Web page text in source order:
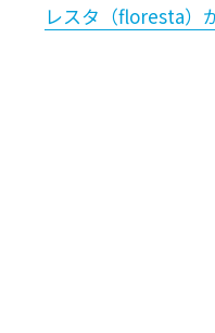
レスタ（floresta）